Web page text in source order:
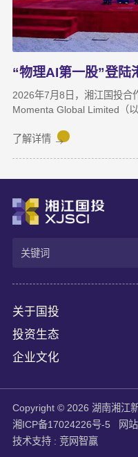
力。
2026年7月8日，湘江国投
Momenta Global Limited（
第一股”。Momenta本次上
驾驶与人工智能企业，核心
AI机构。公司率先提出并量产
进阶为“理解物理规律、推演
驾、Robotaxi、无人物流等
Momenta智驾系统的量产
100款量产车型，与全球前
据，2025年3月至2026年2
决方案市场销量市占率达
了解详情
关于国投
投资生态
企业文化
Copyright © 2026 湖南湘江
湘ICP备17024226号-5
网
技术支持 : 竞网智赢